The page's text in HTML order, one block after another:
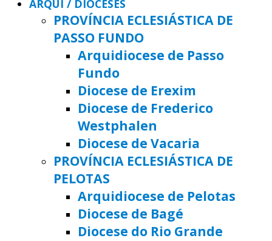
ARQUI / DIOCESES
PROVÍNCIA ECLESIÁSTICA DE
PASSO FUNDO
Arquidiocese de Passo
Fundo
Diocese de Erexim
Diocese de Frederico
Westphalen
Diocese de Vacaria
PROVÍNCIA ECLESIÁSTICA DE
PELOTAS
Arquidiocese de Pelotas
Diocese de Bagé
Diocese do Rio Grande